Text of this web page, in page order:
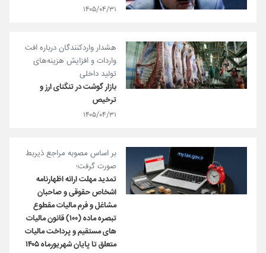
۱۴۰۵/۰۴/۳۱
هشدار واردکنندگان درباره افت
واردات و افزایش هزینه‌های
تولید داخلی
بازار گوشت در تنگنای ارز و
ترخیص
۱۴۰۵/۰۴/۳۱
بر اساس مصوبه مراجع ذی‏ربط
صورت گرفت؛
تمدید مهلت ارائه اظهارنامه
اشخاص حقوقی و صاحبان
مشاغل و فرم مالیات مقطوع
تبصره ماده (۱۰۰) قانون مالیات
های مستقیم و پرداخت مالیات
متعلق تا پایان شهریورماه ۱۴۰۵